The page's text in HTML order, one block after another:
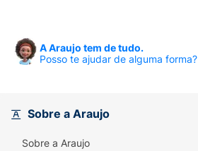
A Araujo tem de tudo.
Posso te ajudar de alguma forma?
Sobre a Araujo
Sobre a Araujo